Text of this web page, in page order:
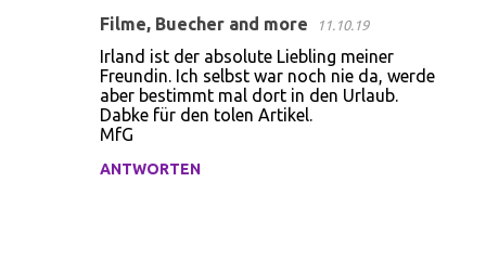
Filme, Buecher and more 11.10.19
Irland ist der absolute Liebling meiner
Freundin. Ich selbst war noch nie da, werde
aber bestimmt mal dort in den Urlaub.
Dabke für den tolen Artikel.
MfG
ANTWORTEN